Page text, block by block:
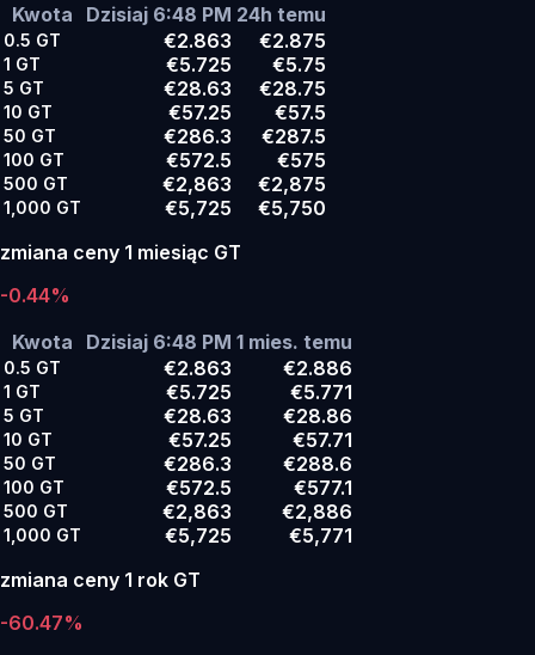
Kwota
Dzisiaj 6:48 PM 24h temu
0.5 GT €2.863 €2.875
1 GT €5.725 €5.75
5 GT €28.63 €28.75
10 GT €57.25 €57.5
50 GT €286.3 €287.5
100 GT €572.5 €575
500 GT €2,863 €2,875
1,000 GT €5,725
€5,750
zmiana ceny 1 miesiąc GT
-0.44%
Kwota
Dzisiaj 6:48 PM 1 mies. temu
0.5 GT €2.863 €2.886
1 GT €5.725 €5.771
5 GT €28.63 €28.86
10 GT €57.25 €57.71
50 GT €286.3 €288.6
100 GT €572.5 €577.1
500 GT €2,863 €2,886
1,000 GT €5,725
€5,771
zmiana ceny 1 rok GT
-60.47%